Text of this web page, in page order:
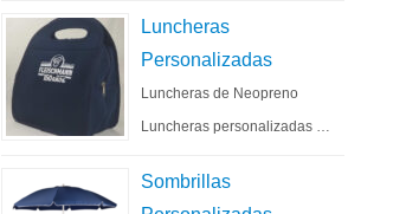
Luncheras
Personalizadas
Luncheras de Neopreno
Luncheras personalizadas …
Sombrillas